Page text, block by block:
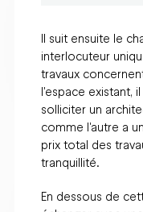
Il suit ensuite le
interlocuteur
travaux
l'espace existant,
solliciter un
comme l'autre a
prix total des
tranquillité.
En dessous de